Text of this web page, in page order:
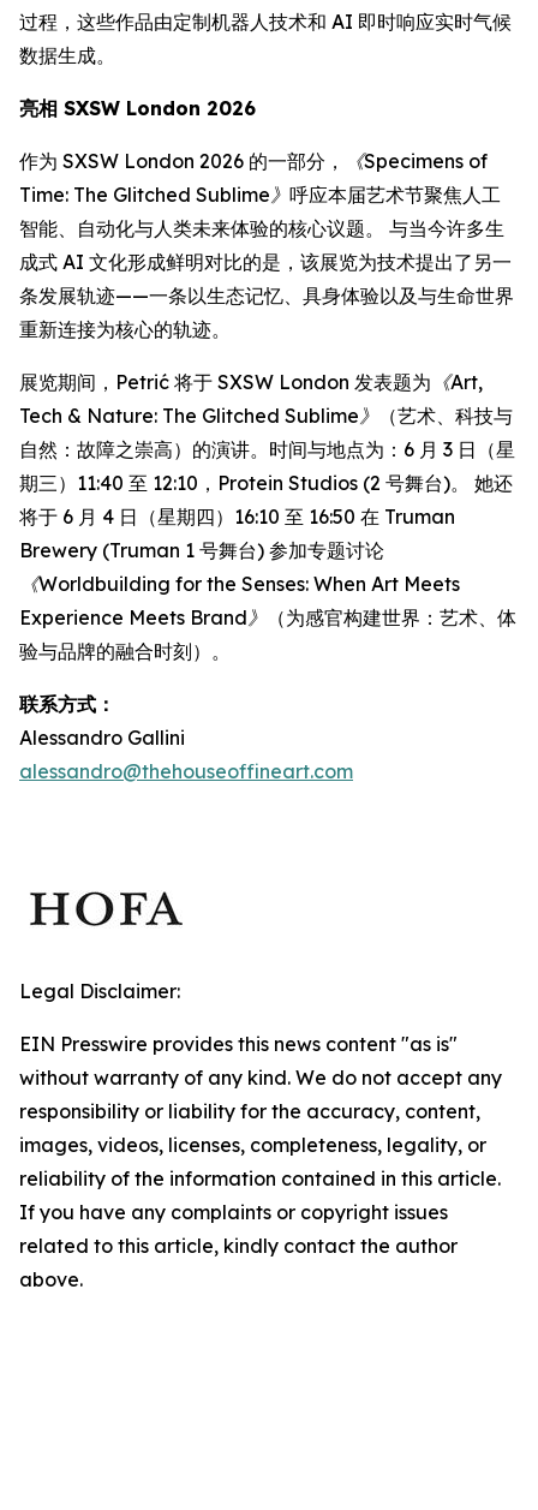
过程，这些作品由定制机器人技术和 AI 即时响应实时气候
数据生成。
亮相 SXSW London 2026
作为 SXSW London 2026 的一部分，
《Specimens of
Time: The Glitched Sublime》 呼应本届艺术节聚焦人工
智能、自动化与人类未来体验的核心议题。 与当今许多生
成式 AI 文化形成鲜明对比的是，该展览为技术提出了另一
条发展轨迹——一条以生态记忆、具身体验以及与生命世界
重新连接为核心的轨迹。
展览期间，Petrić 将于 SXSW London 发表题为 《Art,
Tech & Nature: The Glitched Sublime》
（艺术、科技与
自然：故障之崇高）的演讲。时间与地点为：6 月 3 日（星
期三）11:40 至 12:10，Protein Studios (2 号舞台)。 她还
将于 6 月 4 日（星期四）16:10 至 16:50 在 Truman
Brewery (Truman 1 号舞台) 参加专题讨论
《Worldbuilding for the Senses: When Art Meets
Experience Meets Brand》
（为感官构建世界：艺术、体
验与品牌的融合时刻）。
联系方式：
Alessandro Gallini
alessandro@thehouseoffineart.com
Legal Disclaimer:
EIN Presswire provides this news content "as is"
without warranty of any kind. We do not accept any
responsibility or liability for the accuracy, content,
images, videos, licenses, completeness, legality, or
reliability of the information contained in this article.
If you have any complaints or copyright issues
related to this article, kindly contact the author
above.